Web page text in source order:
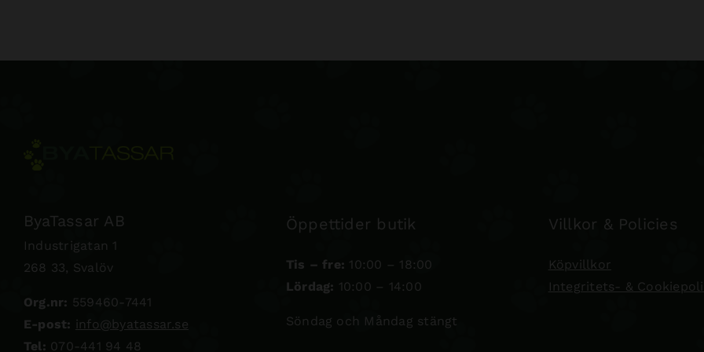
ByaTassar AB
Industrigatan 1
268 33, Svalöv
Org.nr: 559460-7441
E-post: info@byatassar.se
Tel: 070-441 94 48
Öppettider butik
Tis – fre: 10:00 – 18:00
Lördag: 10:00 – 14:00
Söndag och Måndag stängt
Villkor & Policies
Köpvillkor
Integritets- &